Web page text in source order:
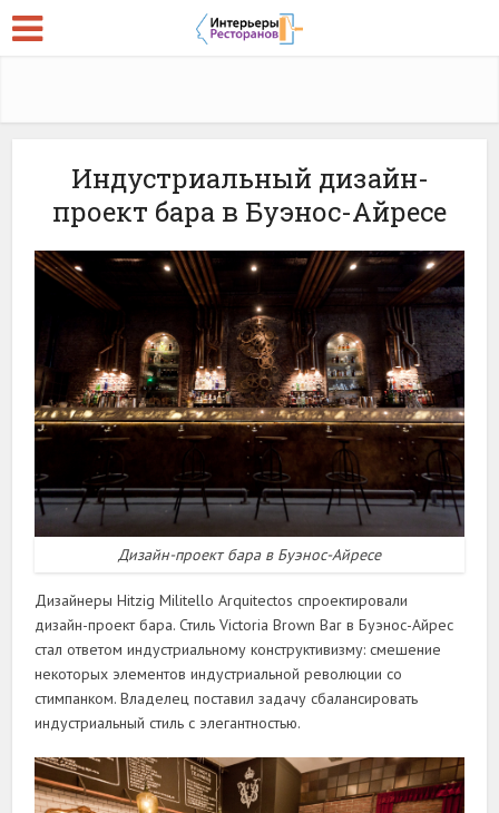
Индустриальный дизайн-
проект бара в Буэнос-Айресе
Дизайн-проект бара в Буэнос-Айресе
Дизайнеры Hitzig Militello Arquitectos спроектировали
дизайн-проект бара. Стиль Victoria Brown Bar в Буэнос-Айрес
стал ответом индустриальному конструктивизму: смешение
некоторых элементов индустриальной революции со
стимпанком. Владелец поставил задачу сбалансировать
индустриальный стиль с элегантностью.